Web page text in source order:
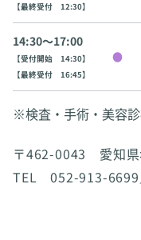
【最終受付 12:30】
14:30〜17:00
【受付開始 14:30】
【最終受付 16:45】
※検査・手術・美容診
〒462-0043 愛知県
TEL 052-913-